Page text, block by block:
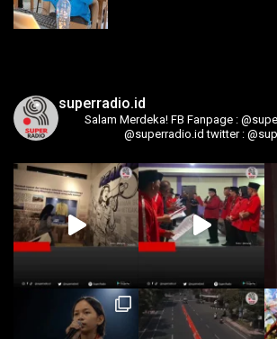
superradio.id
Salam Merdeka! FB Fanpage :
@superradio.id twitter :